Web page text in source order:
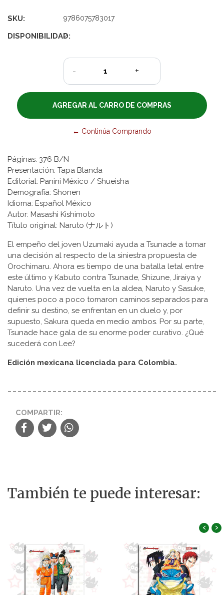
SKU: 9786075783017
DISPONIBILIDAD:
2
- +
← Continúa Comprando
Páginas: 376 B/N
Presentación: Tapa Blanda
Editorial: Panini México / Shueisha
Demografía: Shonen
Idioma: Español México
Autor: Masashi Kishimoto
Título original: Naruto (ナルト)
El empeño del joven Uzumaki ayuda a Tsunade a tomar
una decisión al respecto de la siniestra propuesta de
Orochimaru. Ahora es tiempo de una batalla letal entre
este último y Kabuto contra Tsunade, Shizune, Jiraiya y
Naruto. Una vez de vuelta en la aldea, Naruto y Sasuke,
quienes poco a poco tomaron caminos separados para
definir su destino, se enfrentan en un duelo y, por
supuesto, Sakura queda en medio ambos. Por su parte,
Tsunade hace gala de su enorme poder curativo. ¿Qué
sucederá con Lee?
Edición mexicana licenciada para Colombia.
COMPARTIR:
También te puede interesar:
‹ ›